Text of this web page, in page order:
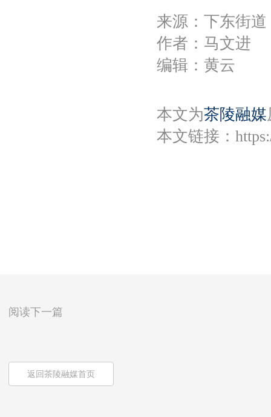
来源：下东街道
作者：马文进
编辑：黄云
本文为茶陵融媒
本文链接：
阅读下一篇
返回茶陵融媒首页